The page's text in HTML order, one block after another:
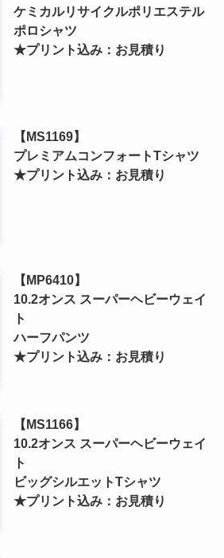
ケミカルリサイクルポリエステル
ポロシャツ
★プリント込み：お見積り
【MS1169】
プレミアムコンフォートTシャツ
★プリント込み：お見積り
【MP6410】
10.2オンス スーパーヘビーウェイ
ト
ハーフパンツ
★プリント込み：お見積り
【MS1166】
10.2オンス スーパーヘビーウェイ
ト
ビッグシルエットTシャツ
★プリント込み：お見積り